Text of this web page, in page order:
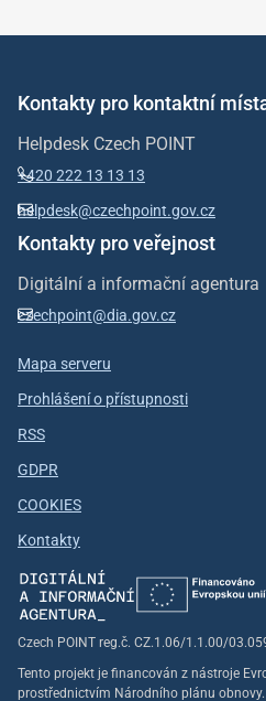
Kontakty pro kontaktní
Helpdesk Czech POINT
+420 222 13 13 13
helpdesk@czechpoint.gov.cz
Kontakty pro veřejnost
Digitální a informační agentura
czechpoint@dia.gov.cz
Mapa serveru
Prohlášení o přístupnosti
RSS
GDPR
COOKIES
Kontakty
Czech POINT reg.č. CZ.1.06/1.1.00/
Tento projekt je financován z nástroje
prostřednictvím Národního plánu obnovy.